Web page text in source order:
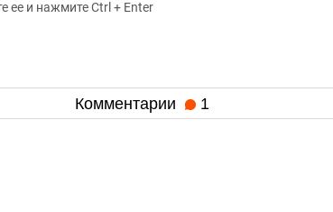
ее и нажмите Ctrl + Enter
Комментарии 1